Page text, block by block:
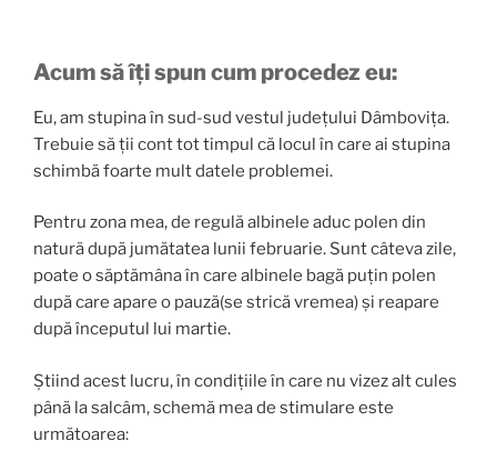
Acum să îți spun cum procedez eu:
Eu, am stupina în sud-sud vestul județului Dâmbovița.
Trebuie să ții cont tot timpul că locul în care ai stupina
schimbă foarte mult datele problemei.
Pentru zona mea, de regulă albinele aduc polen din
natură după jumătatea lunii februarie. Sunt câteva zile,
poate o săptămâna în care albinele bagă puțin polen
după care apare o pauză(se strică vremea) și reapare
după începutul lui martie.
Știind acest lucru, în condițiile în care nu vizez alt cules
până la salcâm, schemă mea de stimulare este
următoarea: